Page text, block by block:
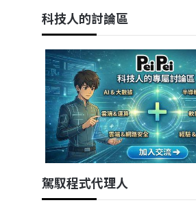
科技人的討論區
駕馭程式代理人